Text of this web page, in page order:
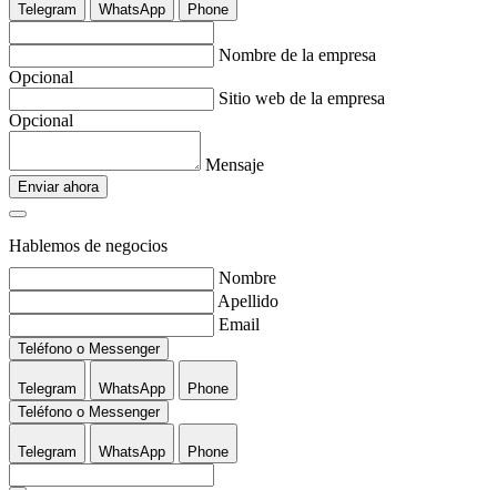
Telegram WhatsApp Phone
Nombre de la empresa
Opcional
Sitio web de la empresa
Opcional
Mensaje
Enviar ahora
Hablemos de negocios
Nombre
Apellido
Email
Teléfono o Messenger
Telegram WhatsApp
Phone
Teléfono o Messenger
Telegram WhatsApp Phone